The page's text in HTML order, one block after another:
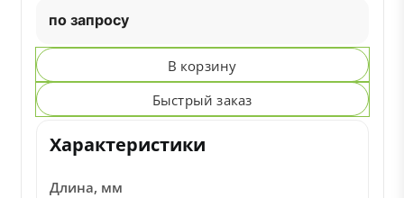
по запросу
В корзину
Быстрый заказ
Характеристики
Длина, мм